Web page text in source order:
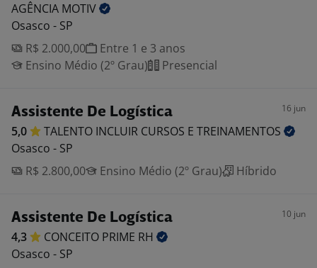
AGÊNCIA MOTIV
Osasco - SP
R$ 2.000,00
Entre 1 e 3 anos
Ensino Médio (2º Grau)
Presencial
Assistente De Logística 16 jun
5,0 TALENTO INCLUIR CURSOS E TREINAMENTOS
Osasco - SP
R$ 2.800,00
Ensino Médio (2º Grau) Híbrido
Assistente De Logística 10 jun
4,3 CONCEITO PRIME RH
Osasco - SP